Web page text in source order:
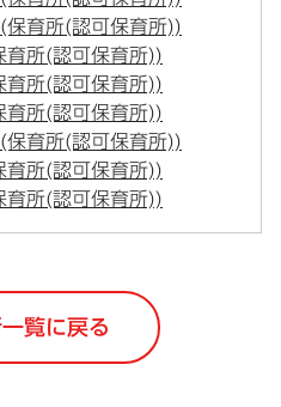
保育所(認可保育所))
育所(認可保育所))
育所(認可保育所))
育所(認可保育所))
保育所(認可保育所))
育所(認可保育所))
育所(認可保育所))
覧に戻る